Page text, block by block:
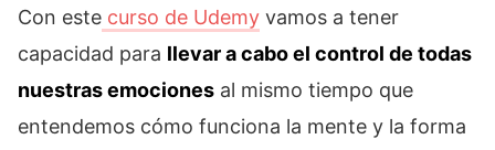
Con este curso de Udemy vamos a tener
capacidad para llevar a cabo el control de todas
nuestras emociones al mismo tiempo que
entendemos cómo funciona la mente y la forma